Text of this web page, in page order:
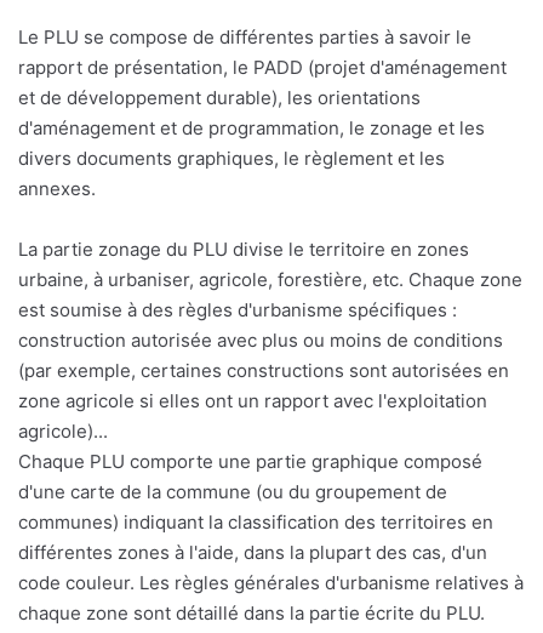
Le PLU se compose de différentes parties à savoir le
rapport de présentation, le PADD (projet d'aménagement
et de développement durable), les orientations
d'aménagement et de programmation, le zonage et les
divers documents graphiques, le règlement et les
annexes.
La partie zonage du PLU divise le territoire en zones
urbaine, à urbaniser, agricole, forestière, etc. Chaque zone
est soumise à des règles d'urbanisme spécifiques :
construction autorisée avec plus ou moins de conditions
(par exemple, certaines constructions sont autorisées en
zone agricole si elles ont un rapport avec l'exploitation
agricole)...
Chaque PLU comporte une partie graphique composé
d'une carte de la commune (ou du groupement de
communes) indiquant la classification des territoires en
différentes zones à l'aide, dans la plupart des cas, d'un
code couleur. Les règles générales d'urbanisme relatives à
chaque zone sont détaillé dans la partie écrite du PLU.